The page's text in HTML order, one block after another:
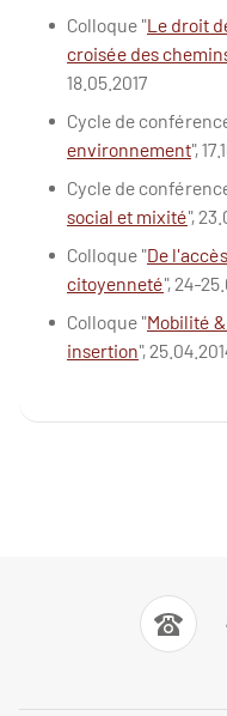
Colloque "Le droit
croisée des
18.05.2017
Cycle de
environnement",
Cycle de
social et mixité",
Colloque "De
citoyenneté", 24-
Colloque "Mobilité
insertion",